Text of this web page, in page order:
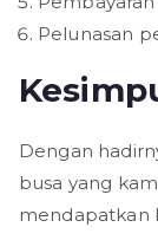
Pelunasan
Dengan
busa yang
mendapatkan